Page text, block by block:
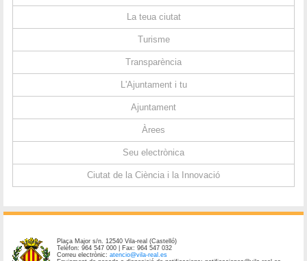
La teua ciutat
Turisme
Transparència
L'Ajuntament i tu
Ajuntament
Àrees
Seu electrònica
Ciutat de la Ciència i la Innovació
Plaça Major s/n. 12540 Vila-real (Castelló)
Telèfon: 964 547 000 | Fax: 964 547 032
Correu electrònic:atencio@vila-real.es